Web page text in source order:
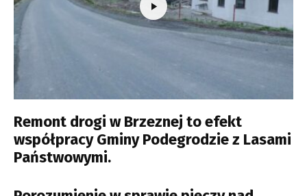
Remont drogi w Brzeznej to efekt
współpracy Gminy Podegrodzie z Lasami
Państwowymi.